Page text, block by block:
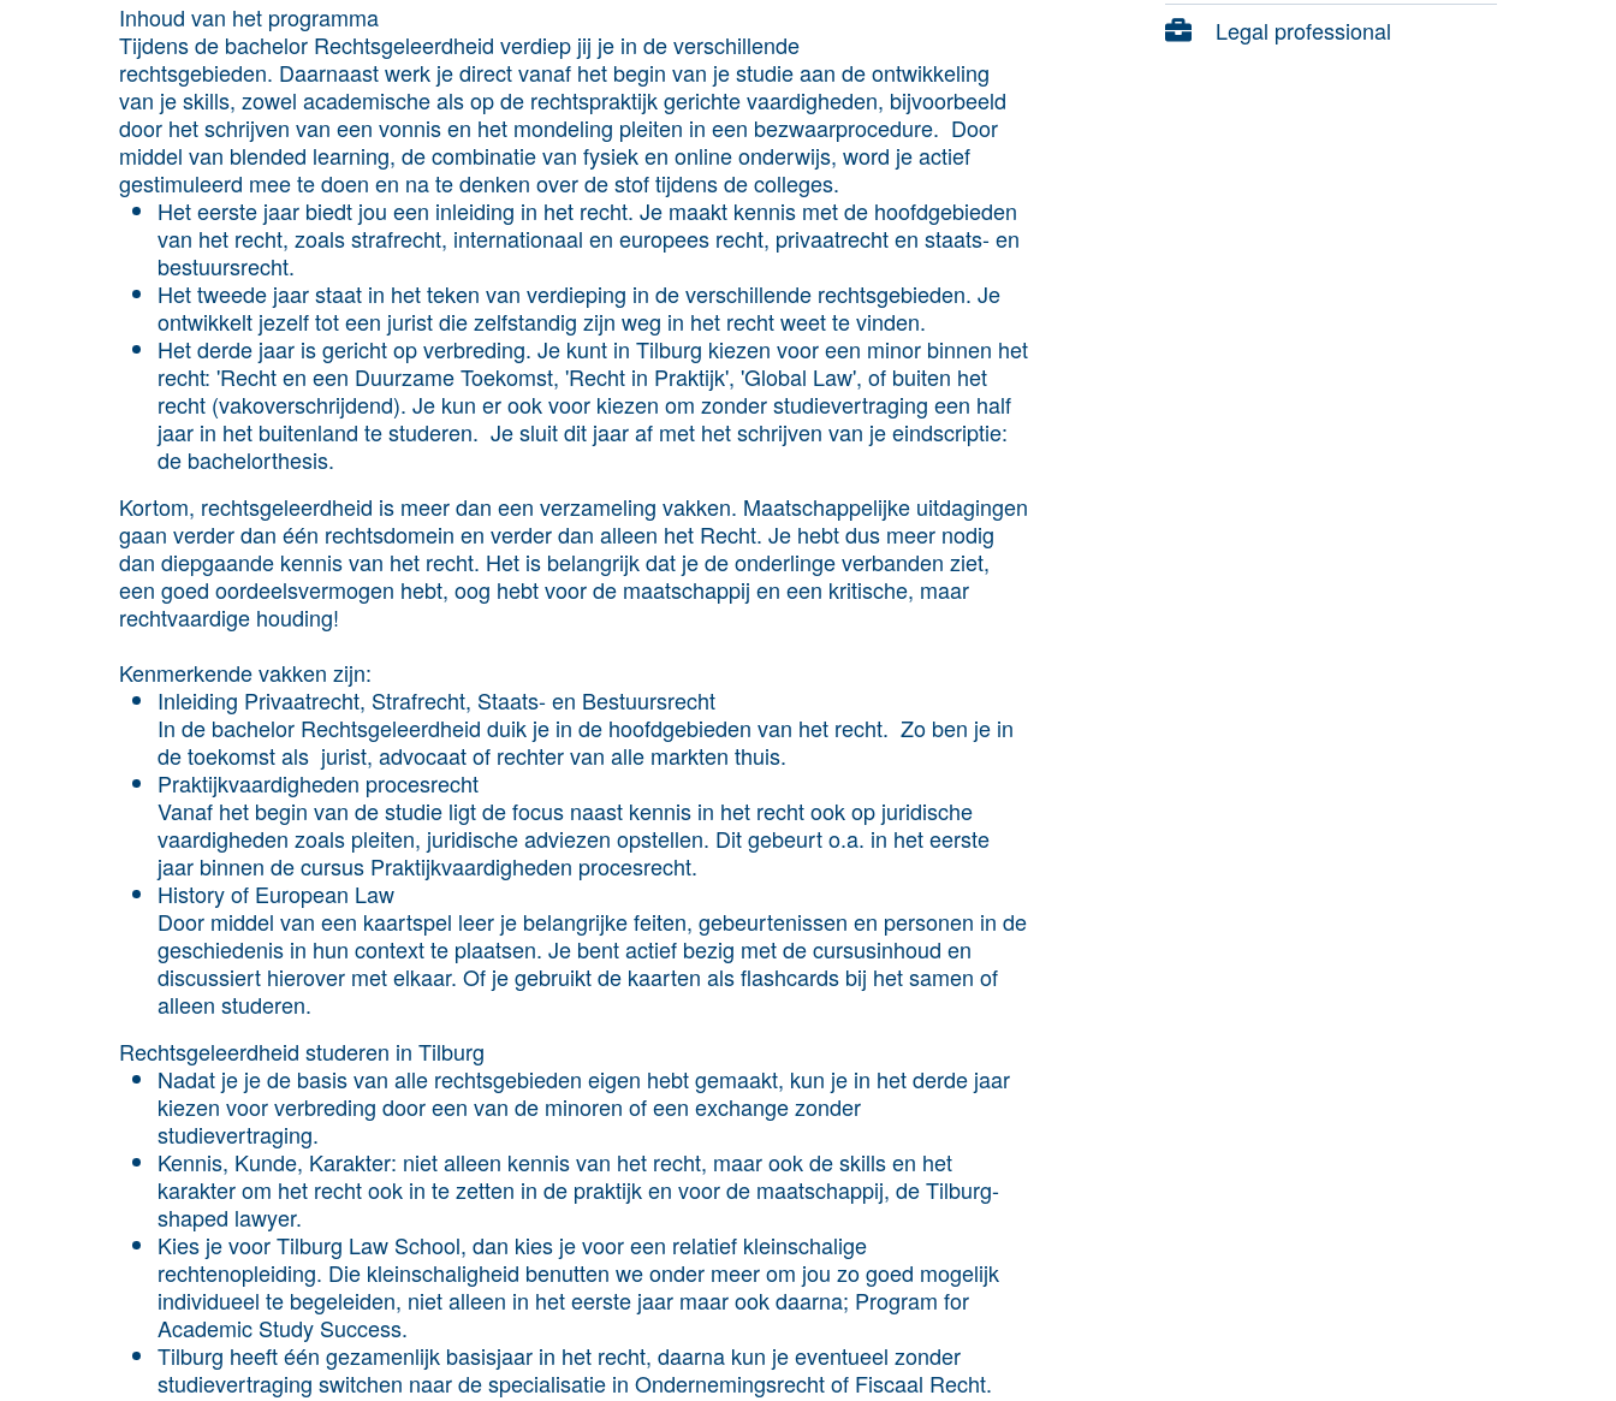
Inhoud van het programma
Tijdens de bachelor Rechtsgeleerdheid verdiep jij je in de verschillende
rechtsgebieden. Daarnaast werk je direct vanaf het begin van je studie aan de ontwikkeling
van jeskills, zowel academische als op de rechtspraktijk gerichte vaardigheden, bijvoorbeeld
door het schrijven van een vonnis en het mondeling pleiten in een bezwaarprocedure. Door
middel van blended learning, de combinatie van fysiek en online onderwijs, word je actief
gestimuleerd mee te doen en na te denken over de stof tijdens de colleges.
Heteerste jaar biedt jou een inleiding in het recht. Je maakt kennis met de hoofdgebieden
van het recht, zoals strafrecht, internationaal en europees recht, privaatrecht en staats- en
bestuursrecht.
Hettweede jaarstaat in het teken van verdieping in de verschillende rechtsgebieden. Je
ontwikkelt jezelf tot een jurist die zelfstandig zijn weg in het recht weet te vinden.
Hetderde jaar is gericht opverbreding. Je kunt in Tilburg kiezen voor een minor binnen het
recht: 'Recht en een Duurzame Toekomst, 'Recht in Praktijk', 'Global Law', of buiten het
recht (vakoverschrijdend). Je kun er ook voor kiezen om zonder studievertraging een half
jaar in het buitenland te studeren. Je sluit dit jaar af met het schrijven van je eindscriptie:
de bachelorthesis.
Kortom, rechtsgeleerdheid is meer dan een verzameling vakken. Maatschappelijke uitdagingen
gaan verder dan één rechtsdomein en verder dan alleen het Recht. Je hebt dus meer nodig
dan diepgaande kennis van het recht. Het is belangrijk dat je de onderlinge verbanden ziet,
een goed oordeelsvermogen hebt, oog hebt voor de maatschappij en een kritische, maar
rechtvaardige houding!
Kenmerkende vakken zijn:
Inleiding Privaatrecht, Strafrecht, Staats- en Bestuursrecht
In de bachelor Rechtsgeleerdheid duik je in de hoofdgebieden van het recht. Zo ben je in
de toekomst als jurist, advocaat of rechter van alle markten thuis.
Praktijkvaardigheden procesrecht
Vanaf het begin van de studie ligt de focus naast kennis in het recht ook op juridische
vaardigheden zoals pleiten, juridische adviezen opstellen. Dit gebeurt o.a. in het eerste
jaar binnen de cursus Praktijkvaardigheden procesrecht.
History of European Law
Door middel van een kaartspel leer je belangrijke feiten, gebeurtenissen en personen in de
geschiedenis in hun context te plaatsen. Je bent actief bezig met de cursusinhoud en
discussiert hierover met elkaar. Of je gebruikt de kaarten als flashcards bij het samen of
alleen studeren.
Rechtsgeleerdheid studeren in Tilburg
Nadat je je de basis van alle rechtsgebieden eigen hebt gemaakt, kun je in het derde jaar
kiezen voor verbreding dooreen van de minoren of een exchangezonder
studievertraging.
Kennis, Kunde, Karakter: niet alleen kennisvan het recht, maar ookde skills en het
karakterom het recht ook in te zetten in de praktijk en voor de maatschappij, de Tilburg-
shaped lawyer.
Kies je voor Tilburg Law School, dan kies je voor een relatief kleinschalige
rechtenopleiding. Die kleinschaligheid benutten we onder meer om jou zo goed mogelijk
individueel te begeleiden, niet alleen in het eerste jaar maar ook daarna; Program for
Academic Study Success.
Tilburg heeft één gezamenlijk basisjaar in het recht, daarna kun je eventueel zonder
studievertraging switchen naar de specialisatie in Ondernemingsrecht of Fiscaal Recht.
Legal professional